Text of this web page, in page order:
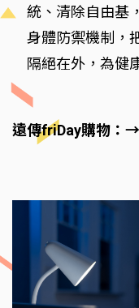
統、清除自由基
身體防禦機制，
隔絕在外，為健
遠傳friDay購物：→